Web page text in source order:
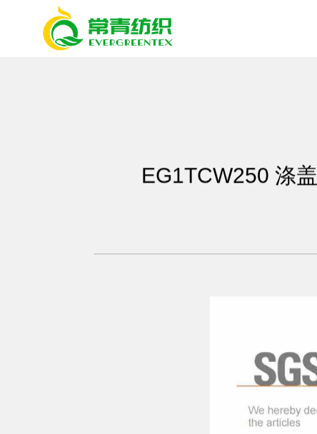
EG1TCW250 涤